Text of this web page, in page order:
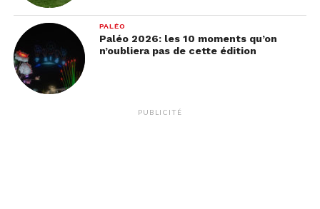
Voir cette publication sur Instagram
PALÉO
Paléo 2026: les 10 moments qu’on
n’oubliera pas de cette édition
PUBLICITÉ